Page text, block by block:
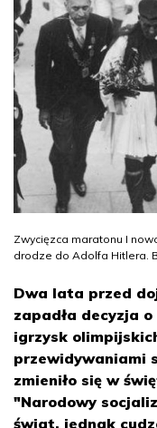
Zwycięzca maratonu I
drodze do Adolfa Hitlera.
Dwa lata przed
zapadła decyzja
igrzysk
przewidywaniami
zmieniło się w
"Narodowy
świat, jednak